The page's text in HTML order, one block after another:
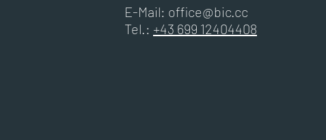
E-Mail: office@bic.cc
Tel.: +43 699 12404408